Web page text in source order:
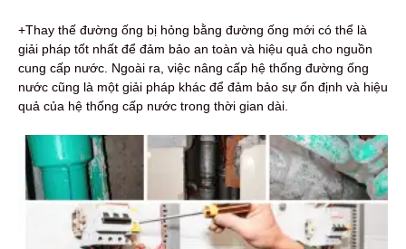
+Thay thế đường ống bị hỏng bằng đường ống mới có thể là
giải pháp tốt nhất để đảm bảo an toàn và hiệu quả cho nguồn
cung cấp nước. Ngoài ra, việc nâng cấp hệ thống đường ống
nước cũng là một giải pháp khác để đảm bảo sự ổn định và hiệu
quả của hệ thống cấp nước trong thời gian dài.